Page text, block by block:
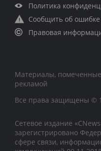
Политика
Сообщить об ошибке
Правовая
Материалы,
рекламой
Все права защищены ©
Сетевое издание
зарегистрировано
сфере связи,